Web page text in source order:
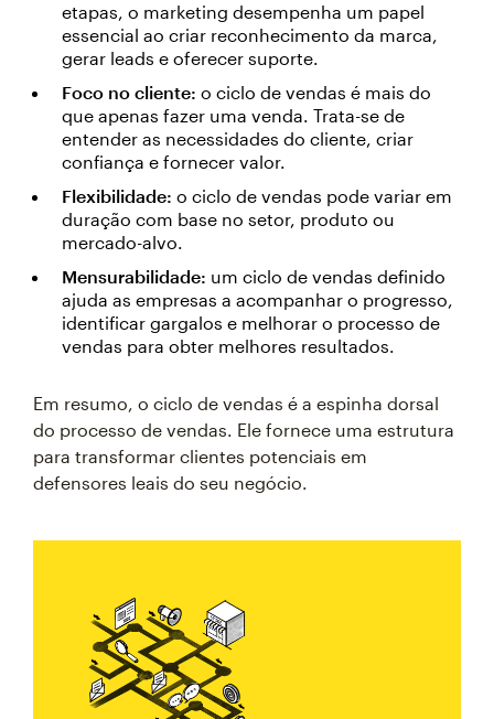
etapas, o marketing desempenha um papel
essencial ao criar reconhecimento da marca,
gerar leads e oferecer suporte.
Foco no cliente: o ciclo de vendas é mais do
que apenas fazer uma venda. Trata-se de
entender as necessidades do cliente, criar
confiança e fornecer valor.
Flexibilidade: o ciclo de vendas pode variar em
duração com base no setor, produto ou
mercado-alvo.
Mensurabilidade: um ciclo de vendas definido
ajuda as empresas a acompanhar o progresso,
identificar gargalos e melhorar o processo de
vendas para obter melhores resultados.
Em resumo, o ciclo de vendas é a espinha dorsal
do processo de vendas. Ele fornece uma estrutura
para transformar clientes potenciais em
defensores leais do seu negócio.